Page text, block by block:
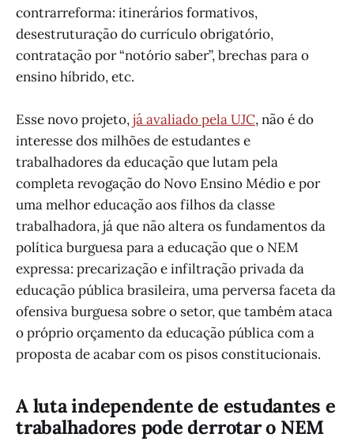
contrarreforma: itinerários formativos,
desestruturação do currículo obrigatório,
contratação por “notório saber”, brechas para o
ensino híbrido, etc.
Esse novo projeto,já avaliado pela UJC, não é do
interesse dos milhões de estudantes e
trabalhadores da educação que lutam pela
completa revogação do Novo Ensino Médio e por
uma melhor educação aos filhos da classe
trabalhadora, já que não altera os fundamentos da
política burguesa para a educação que o NEM
expressa: precarização e infiltração privada da
educação pública brasileira, uma perversa faceta da
ofensiva burguesa sobre o setor, que também ataca
o próprio orçamento da educação pública com a
proposta de acabar com os pisos constitucionais.
A luta independente de estudantes e
trabalhadores pode derrotar o NEM